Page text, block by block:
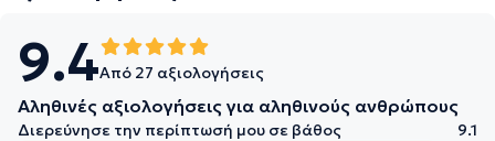
9.4Από 27 αξιολογήσεις
Αληθινές αξιολογήσεις για αληθινούς ανθρώπους
Διερεύνησε την περίπτωσή μου σε βάθος
9.1